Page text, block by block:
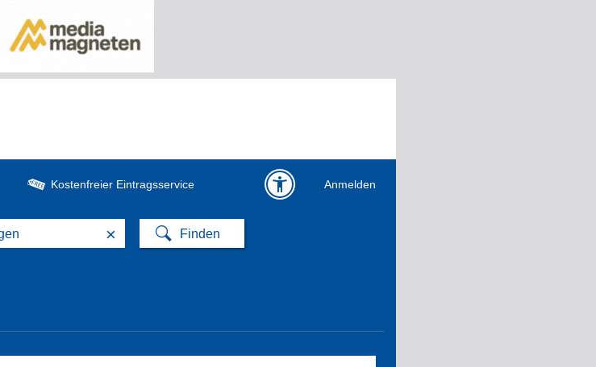
Kostenfreier Eintragsservice Anmelden
×